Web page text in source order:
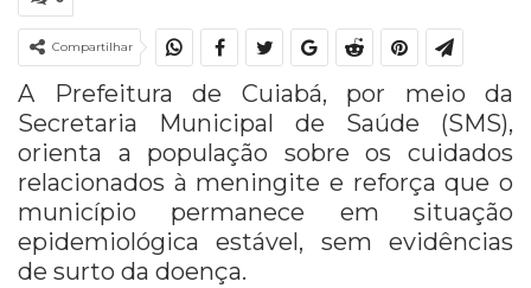
Compartilhar
A Prefeitura de Cuiabá, por meio da
Secretaria Municipal de Saúde (SMS),
orienta a população sobre os cuidados
relacionados à meningite e reforça que o
município permanece em situação
epidemiológica estável, sem evidências
de surto da doença.